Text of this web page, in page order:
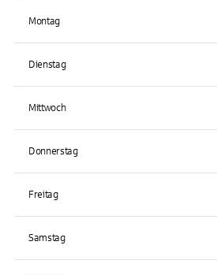
Montag
Dienstag
Mittwoch
Donnerstag
Freitag
Samstag